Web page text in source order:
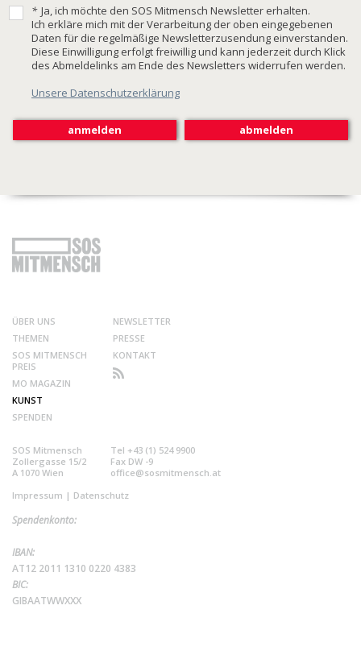
* Ja, ich möchte den SOS Mitmensch Newsletter erhalten.
Ich erkläre mich mit der Verarbeitung der oben eingegebenen
Daten für die regelmäßige Newsletterzusendung einverstanden.
Diese Einwilligung erfolgt freiwillig und kann jederzeit durch Klick
des Abmeldelinks am Ende des Newsletters widerrufen werden.
Unsere Datenschutzerklärung
ÜBER UNS
THEMEN
SOS MITMENSCH
PREIS
MO MAGAZIN
KUNST
SPENDEN
NEWSLETTER
PRESSE
KONTAKT
SOS Mitmensch
Zollergasse 15/2
A 1070 Wien
Tel +43 (1) 524 9900
Fax DW -9
office@sosmitmensch.at
Impressum | Datenschutz
Spendenkonto:
IBAN:
AT12 2011 1310 0220 4383
BIC:
GIBAATWWXXX